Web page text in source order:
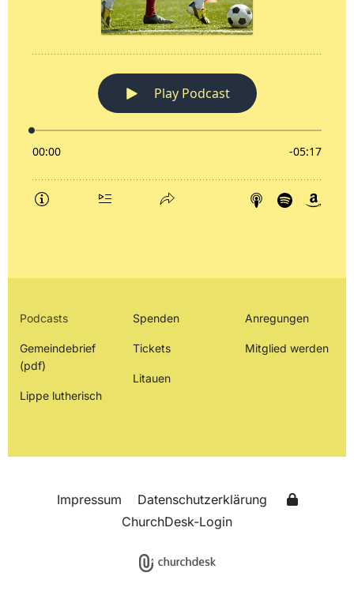
Podcasts
Gemeindebrief
(pdf)
Lippe lutherisch
Spenden
Tickets
Litauen
Anregungen
Mitglied werden
Impressum
Datenschutzerklärung
ChurchDesk-Login